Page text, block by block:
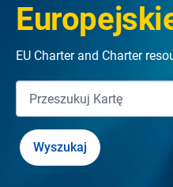
EU Charter and Charter